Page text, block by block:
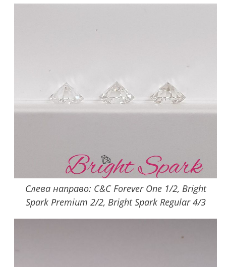
Слева направо: C&C Forever One 1/2, Bright
Spark Premium 2/2, Bright Spark Regular 4/3